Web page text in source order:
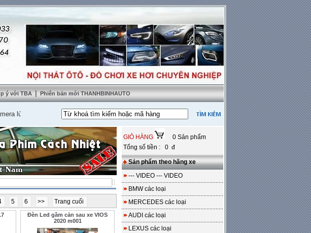
ý với TBA | Phiên bản mới THANHBINHAUTO
cao cấp Lắp nệm ghế da thật tặng sàn da--- Miễn phí 100% công lắp đặt
5 6 >> Trang cuối
Đèn Led gầm cản sau xe VIOS
2020 m001
GIỎ HÀNG
0 Sản phẩm
Tổng số tiền : 0 đ
Sản phẩm theo hãng xe
--- VIDEO --- VIDEO
BMW các loại
MERCEDES các loại
AUDI các loại
LEXUS các loại